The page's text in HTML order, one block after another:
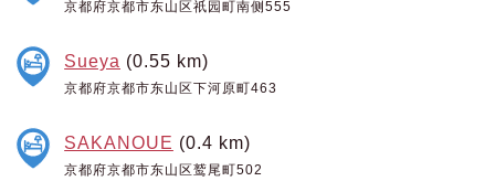
京都府京都市东山区祇园町南侧555
Sueya (0.55 km)
京都府京都市东山区下河原町463
SAKANOUE (0.4 km)
京都府京都市东山区鹫尾町502